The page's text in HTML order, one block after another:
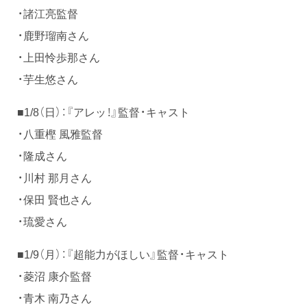
・諸江亮監督
・鹿野瑠南さん
・上田怜歩那さん
・芋生悠さん
■1/8（日）：『アレッ！』監督・キャスト
・八重樫 風雅監督
・隆成さん
・川村 那月さん
・保田 賢也さん
・琉愛さん
■1/9（月）：『超能力がほしい』監督・キャスト
・菱沼 康介監督
・青木 南乃さん